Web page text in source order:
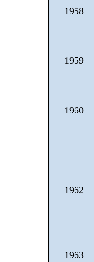
1958
1959
1960
1962
1963